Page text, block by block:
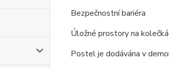
Bezpečnostní bariéra
Úložné prostory na
Postel je dodávána v